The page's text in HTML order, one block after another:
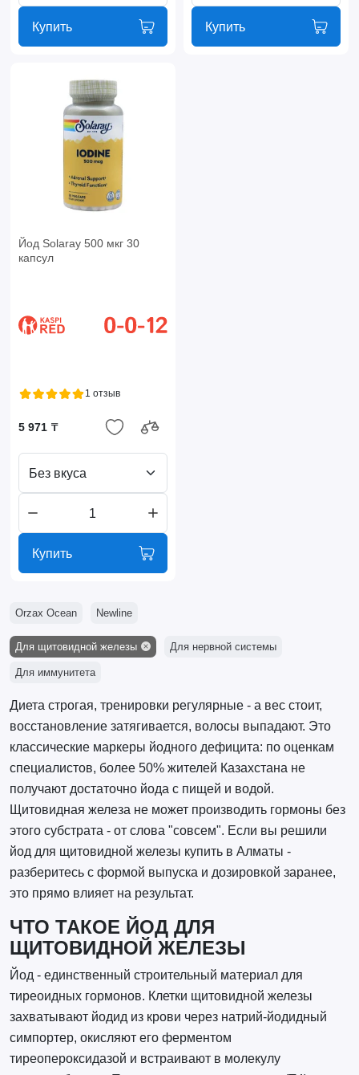
Купить Купить
Йод Solaray 500 мкг 30
капсул
1 отзыв
5 971 ₸
Без вкуса
Купить
Orzax Ocean Newline
Для щитовидной железы Для нервной системы
Для иммунитета
Диета строгая, тренировки регулярные - а вес стоит,
восстановление затягивается, волосы выпадают. Это
классические маркеры йодного дефицита: по оценкам
специалистов, более 50% жителей Казахстана не
получают достаточно йода с пищей и водой.
Щитовидная железа не может производить гормоны без
этого субстрата - от слова "совсем". Если вы решили
йод для щитовидной железы купить в Алматы -
разберитесь с формой выпуска и дозировкой заранее,
это прямо влияет на результат.
ЧТО ТАКОЕ ЙОД ДЛЯ
ЩИТОВИДНОЙ ЖЕЛЕЗЫ
Йод - единственный строительный материал для
тиреоидных гормонов. Клетки щитовидной железы
захватывают йодид из крови через натрий-йодидный
симпортер, окисляют его ферментом
тиреопероксидазой и встраивают в молекулу